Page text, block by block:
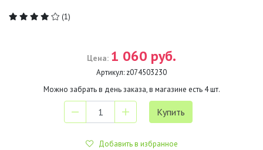
(1)
Цена: 1 060 руб.
Артикул: z074503230
Можно забрать в день заказа, в магазине есть 4шт.
Добавить в избранное